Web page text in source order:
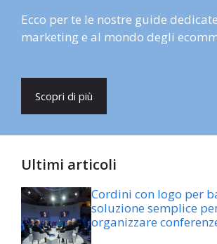
Ecco per te le nostre guide
marketing e al mondo degli
Scopri di più
Ultimi articoli
Cordini con logo per
soluzione semplice
organizzare